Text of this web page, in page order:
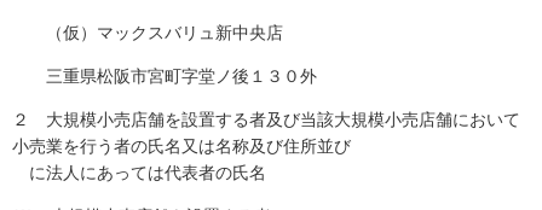
（仮）マックスバリュ新中央店
三重県松阪市宮町字堂ノ後１３０外
２ 大規模小売店舗を設置する者及び当該大規模小売店舗において
小売業を行う者の氏名又は名称及び住所並び
に法人にあっては代表者の氏名